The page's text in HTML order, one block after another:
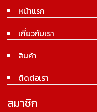
หน้าแรก
เกี่ยวกับเรา
สินค้า
ติดต่อเรา
สมาชิก